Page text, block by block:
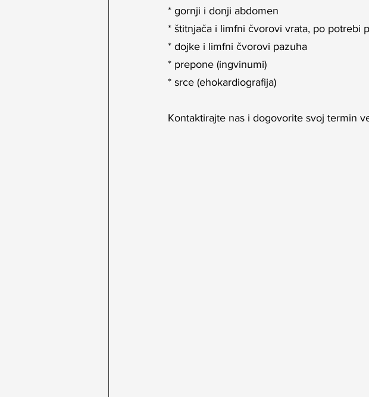
* gornji i donji abdomen
* štitnjača i limfni čvorovi vrata, po potrebi
* dojke i limfni čvorovi pazuha
* prepone (ingvinumi)
* srce (ehokardiografija)
Kontaktirajte nas i dogovorite svoj termin